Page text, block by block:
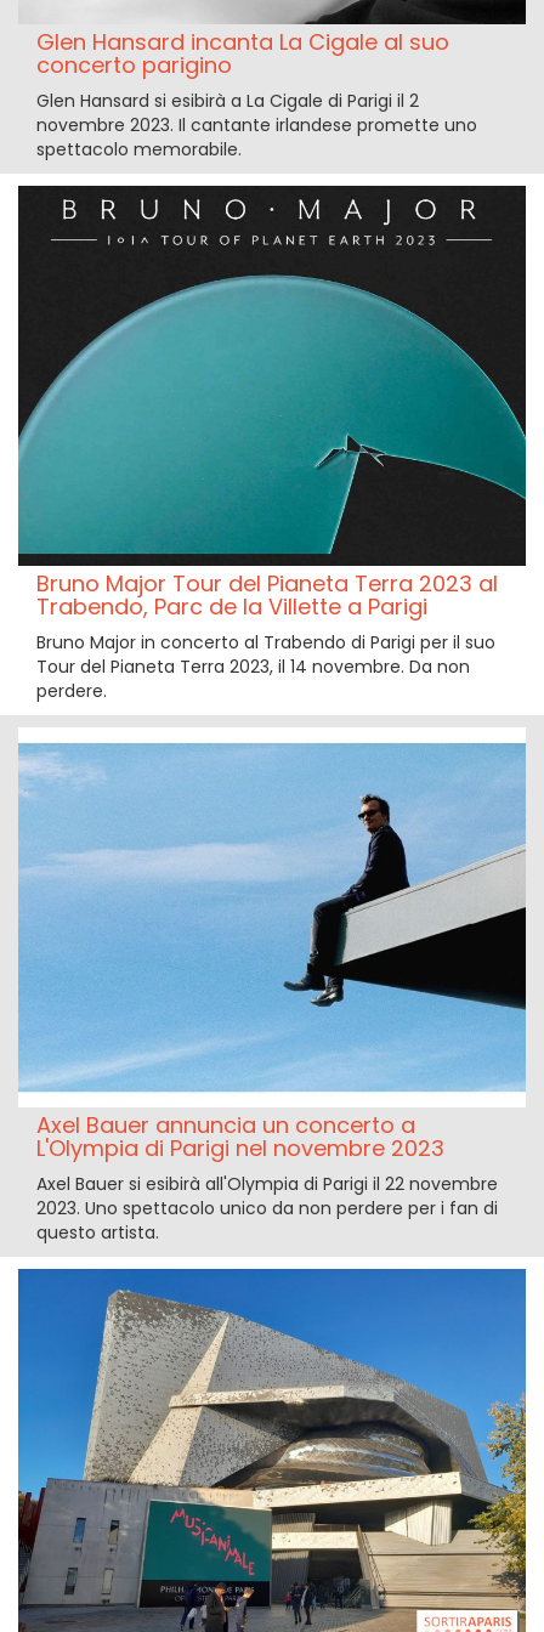
Glen Hansard incanta La Cigale al suo
concerto parigino
Glen Hansard si esibirà a La Cigale di Parigi il 2
novembre 2023. Il cantante irlandese promette uno
spettacolo memorabile.
Bruno Major Tour del Pianeta Terra 2023 al
Trabendo, Parc de la Villette a Parigi
Bruno Major in concerto al Trabendo di Parigi per il suo
Tour del Pianeta Terra 2023, il 14 novembre. Da non
perdere.
Axel Bauer annuncia un concerto a
L'Olympia di Parigi nel novembre 2023
Axel Bauer si esibirà all'Olympia di Parigi il 22 novembre
2023. Uno spettacolo unico da non perdere per i fan di
questo artista.